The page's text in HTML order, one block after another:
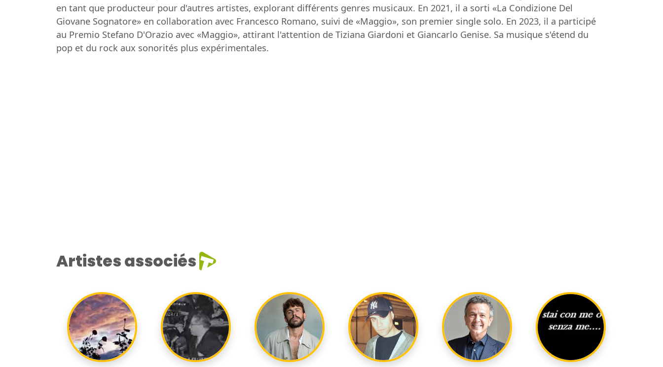
en tant que producteur pour d'autres artistes, explorant différents genres musicaux. En 2021, il a sorti «La Condizione Del
Giovane Sognatore» en collaboration avec Francesco Romano, suivi de «Maggio», son premier single solo. En 2023, il a participé
au Premio Stefano D'Orazio avec «Maggio», attirant l'attention de Tiziana Giardoni et Giancarlo Genise. Sa musique s'étend du
pop et du rock aux sonorités plus expérimentales.
Artistes associés